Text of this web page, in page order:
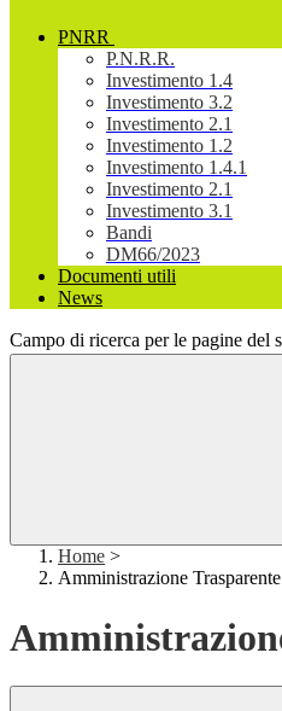
PNRR
P.N.R.R.
Investimento 1.4
Investimento 3.2
Investimento 2.1
Investimento 1.2
Investimento 1.4.1
Investimento 2.1
Investimento 3.1
Bandi
DM66/2023
Documenti utili
News
Campo di ricerca per le pagine del
Home >
Amministrazione Trasparente